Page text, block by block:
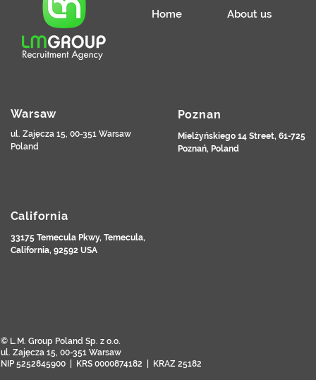
Home About us
Warsaw
ul. Zajęcza 15, 00-351 Warsaw
Poland
California
33175 Temecula Pkwy, Temecula,
California, 92592 USA
Poznan
Mielżyńskiego 14 Street, 61-725
Poznań, Poland
© L.M. Group Poland Sp. z o.o.
ul. Zajęcza 15, 00-351 Warsaw
NIP 5252845900 | KRS 0000874182 | KRAZ 25182